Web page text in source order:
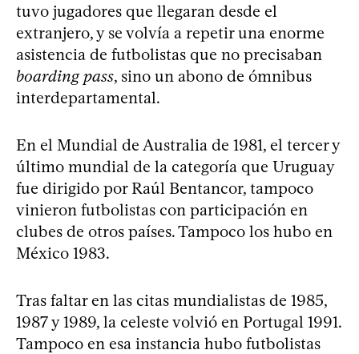
tuvo jugadores que llegaran desde el
extranjero, y se volvía a repetir una enorme
asistencia de futbolistas que no precisaban
boarding pass, sino un abono de ómnibus
interdepartamental.
En el Mundial de Australia de 1981, el tercer y
último mundial de la categoría que Uruguay
fue dirigido por Raúl Bentancor, tampoco
vinieron futbolistas con participación en
clubes de otros países. Tampoco los hubo en
México 1983.
Tras faltar en las citas mundialistas de 1985,
1987 y 1989, la celeste volvió en Portugal 1991.
Tampoco en esa instancia hubo futbolistas